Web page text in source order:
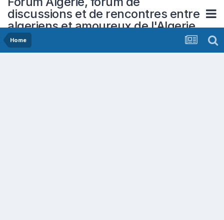
discussions et de rencontres entre
algeriens et amoureux de l'Algerie
Home